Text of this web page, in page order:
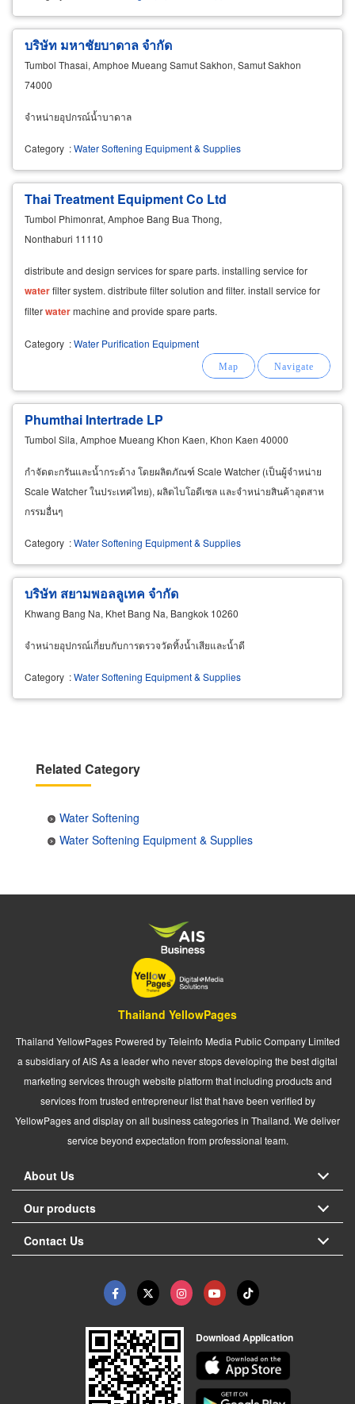
บริษัท มหาชัยบาดาล จำกัด
Tumbol Thasai, Amphoe Mueang Samut Sakhon, Samut Sakhon
74000
จำหน่ายอุปกรณ์น้ำบาดาล
Category :Water Softening Equipment & Supplies
Thai Treatment Equipment Co Ltd
Tumbol Phimonrat, Amphoe Bang Bua Thong,
Nonthaburi 11110
distribute and design services for spare parts. installing service for
waterfilter system. distribute filter solution and filter. install service for
filterwatermachine and provide spare parts.
Category :Water Purification Equipment
Phumthai Intertrade LP
Tumbol Sila, Amphoe Mueang Khon Kaen, Khon Kaen 40000
กำจัดตะกรันและน้ำกระด้าง โดยผลิตภัณฑ์ Scale Watcher (เป็นผู้จำหน่าย
Scale Watcher ในประเทศไทย), ผลิตไบโอดีเซล และจำหน่ายสินค้าอุตสาห
กรรมอื่นๆ
Category :Water Softening Equipment & Supplies
บริษัท สยามพอลลูเทค จำกัด
Khwang Bang Na, Khet Bang Na, Bangkok 10260
จำหน่ายอุปกรณ์เกี่ยบกับการตรวจวัดทิ้งน้ำเสียและน้ำดี
Category :Water Softening Equipment & Supplies
Related Category
Water Softening
Water Softening Equipment & Supplies
Thailand YellowPages
Thailand YellowPages Powered by Teleinfo Media Public Company Limited
a subsidiary of AIS As a leader who never stops developing the best digital
marketing services through website platform that including products and
services from trusted entrepreneur list that have been verified by
YellowPages and display on all business categories in Thailand. We deliver
service beyond expectation from professional team.
About Us
Our products
Contact Us
Download Application